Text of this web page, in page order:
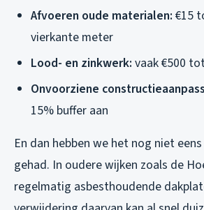
Afvoeren oude materialen: €15
vierkante meter
Lood- en zinkwerk: vaak €500
Onvoorziene
15% buffer aan
En dan hebben we het nog niet
gehad. In oudere wijken zoals de
regelmatig asbesthoudende